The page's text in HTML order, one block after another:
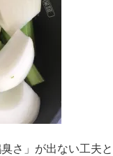
さ」が出ない工夫と